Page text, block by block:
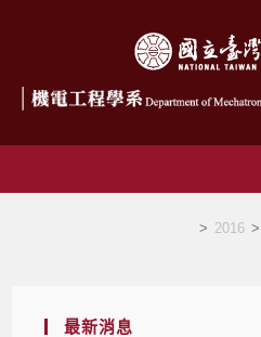
> 2016 >
最新消息